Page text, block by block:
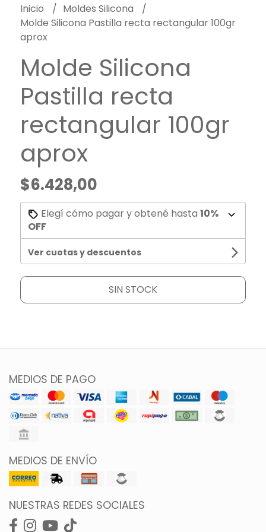
Inicio
Moldes Silicona
Molde Silicona Pastilla recta rectangular 100gr
aprox
Molde Silicona
Pastilla recta
rectangular 100gr
aprox
$6.428,00
Elegí cómo pagar y obtené hasta 10%
OFF
Ver cuotas y descuentos
SIN STOCK
MEDIOS DE PAGO
MEDIOS DE ENVÍO
NUESTRAS REDES SOCIALES